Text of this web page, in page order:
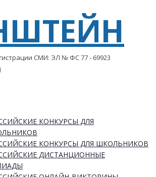
СМИ: ЭЛ № ФС 77 - 69923
КОНКУРСЫ ДЛЯ
КОНКУРСЫ ДЛЯ ШКОЛЬНИКОВ
ДИСТАНЦИОННЫЕ